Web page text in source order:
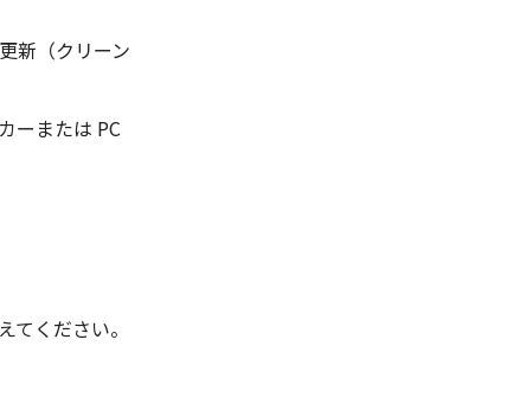
新（クリーン
ーまたは PC
ください。